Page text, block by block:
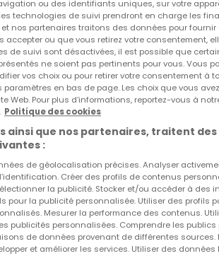
: l'Internet à domicile
mois d’internet gratuit avec le code
le réseau le plus rapide du
J’y vais
avec
ou des identifiants uniques, sur votre
technologies de suivi prendront en charge les
et nos partenaires traitons des données pour fournir
accepter ou que vous retirez votre consentement,
de suivi sont désactivées, il est possible que
ne soient pas pertinents pour vous. Vous
vos choix ou pour retirer votre consentement à
paramètres en bas de page. Les choix que vous
Web. Pour plus d’informations, reportez-vous à
Politique des cookies
ainsi que nos partenaires, traitent
:
de géolocalisation précises. Analyser
l’identification. Créer des profils de contenus
la publicité. Stocker et/ou accéder à des
pour la publicité personnalisée. Utiliser des profils
Mesurer la performance des contenus.
publicités personnalisées. Comprendre les
de données provenant de différentes sources.
et améliorer les services. Utiliser des